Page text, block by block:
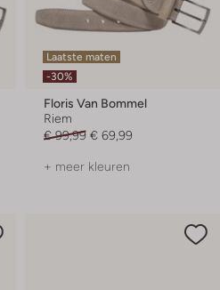
Laatste maten
-30%
Floris Van Bommel
Riem
€ 99,99 € 69,99
+ meer kleuren